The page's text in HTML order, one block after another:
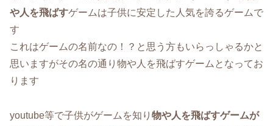
や人を飛ばすゲームは子供に安定した人気を誇るゲームで
す
これはゲームの名前なの！？と思う方もいらっしゃるかと
思いますがその名の通り物や人を飛ばすゲームとなってお
ります
youtube等で子供がゲームを知り 物や人を飛ばすゲームが